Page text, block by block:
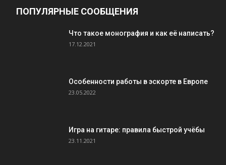
ПОПУЛЯРНЫЕ СООБЩЕНИЯ
Что такое монография и как её написать?
17.12.2021
Особенности работы в эскорте в Европе
23.05.2022
Игра на гитаре: правила быстрой учёбы
23.11.2021